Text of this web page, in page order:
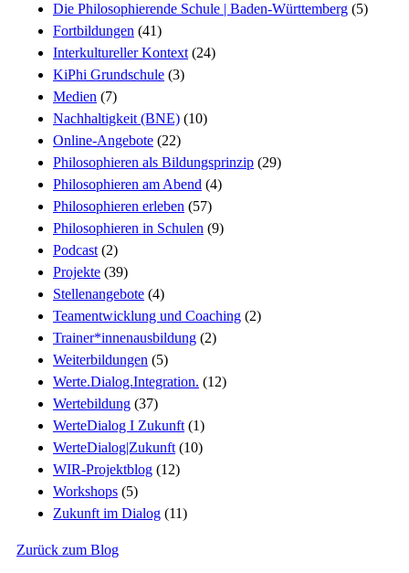
Die Philosophierende Schule | Baden-Württemberg (5)
Fortbildungen (41)
Interkultureller Kontext(24)
KiPhi Grundschule (3)
Medien (7)
Nachhaltigkeit (BNE) (10)
Online-Angebote (22)
Philosophieren als Bildungsprinzip (29)
Philosophieren am Abend (4)
Philosophieren erleben (57)
Philosophieren in Schulen (9)
Podcast(2)
Projekte (39)
Stellenangebote (4)
Teamentwicklung und Coaching (2)
Trainer*innenausbildung (2)
Weiterbildungen (5)
Werte.Dialog.Integration. (12)
Wertebildung (37)
WerteDialog I Zukunft(1)
WerteDialog|Zukunft(10)
WIR-Projektblog (12)
Workshops (5)
Zukunft im Dialog (11)
Zurück zum Blog